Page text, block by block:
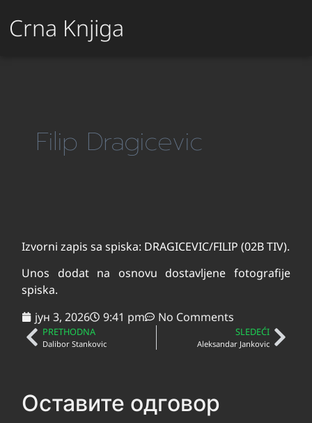
Crna Knjiga
Filip Dragicevic
Izvorni zapis sa spiska: DRAGICEVIC/FILIP (02B TIV).
Unos dodat na osnovu dostavljene fotografije
spiska.
јун 3, 2026
9:41 pm No Comments
PRETHODNA
Dalibor Stankovic
SLEDEĆI
Aleksandar Jankovic
Оставите одговор